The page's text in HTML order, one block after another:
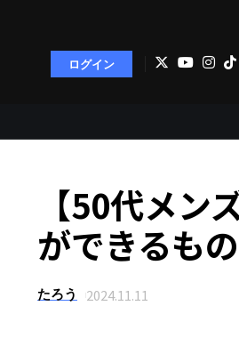
ログイン
【50代メ
ができるも
たろう 2024.11.11